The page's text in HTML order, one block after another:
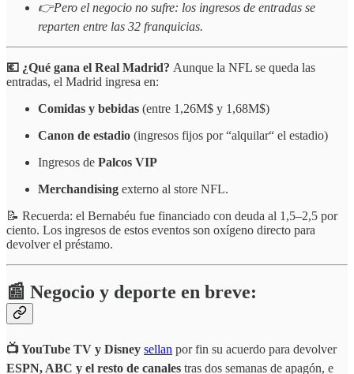
👉Pero el negocio no sufre: los ingresos de entradas se
reparten entre las 32 franquicias.
💶 ¿Qué gana el Real Madrid? Aunque la NFL se queda las
entradas, el Madrid ingresa en:
Comidas y bebidas (entre 1,26M$ y 1,68M$)
Canon de estadio (ingresos fijos por “alquilar“ el estadio)
Ingresos de Palcos VIP
Merchandising externo al store NFL.
📝 Recuerda: el Bernabéu fue financiado con deuda al 1,5–2,5 por
ciento. Los ingresos de estos eventos son oxígeno directo para
devolver el préstamo.
📰 Negocio y deporte en breve:
📺 YouTube TV y Disney sellan por fin su acuerdo para devolver
ESPN, ABC y el resto de canales tras dos semanas de apagón, e